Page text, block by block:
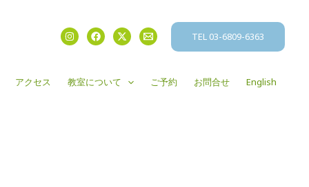
TEL 03-6809-6363
アクセス 教室について ご予約 お問合せ English